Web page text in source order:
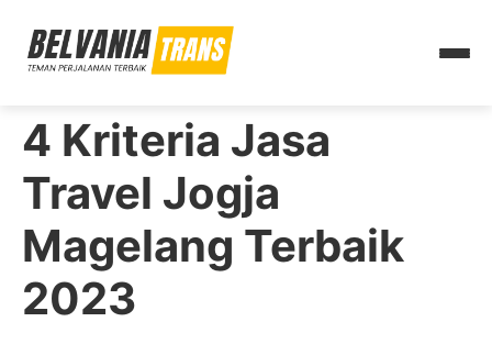
4 Kriteria Jasa
Travel Jogja
Magelang Terbaik
2023